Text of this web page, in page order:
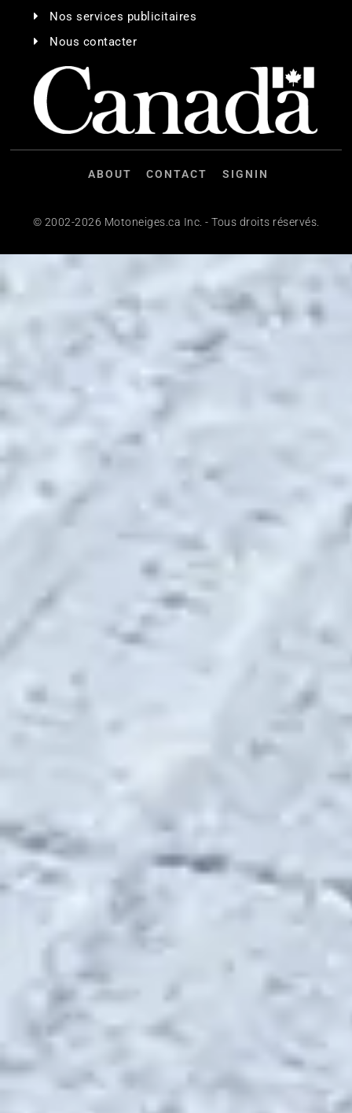
Nos services publicitaires
Nous contacter
ABOUT CONTACT SIGNIN
© 2002-2026 Motoneiges.ca Inc. - Tous droits réservés.